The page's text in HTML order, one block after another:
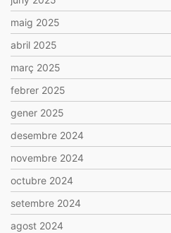
maig 2025
abril 2025
març 2025
febrer 2025
gener 2025
desembre 2024
novembre 2024
octubre 2024
setembre 2024
agost 2024